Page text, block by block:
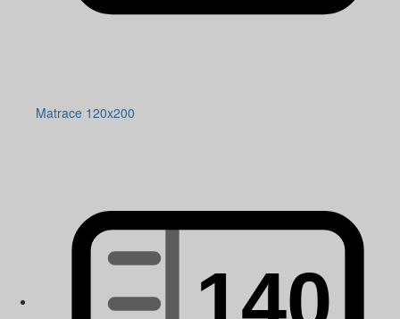
Matrace 120x200